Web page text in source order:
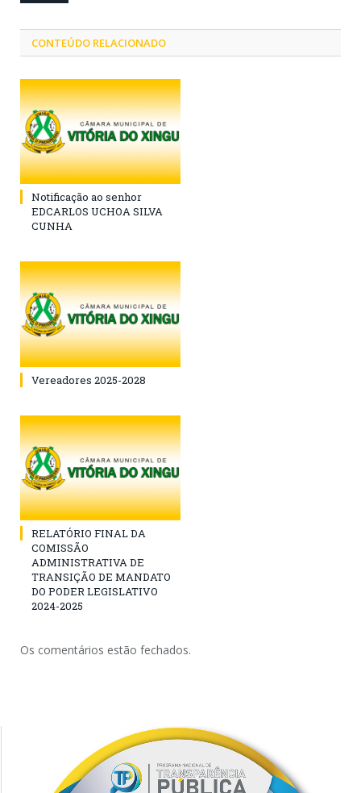
CONTEÚDO RELACIONADO
Notificação ao senhor
EDCARLOS UCHOA SILVA
CUNHA
Vereadores 2025-2028
RELATÓRIO FINAL DA
COMISSÃO
ADMINISTRATIVA DE
TRANSIÇÃO DE MANDATO
DO PODER LEGISLATIVO
2024-2025
Os comentários estão fechados.